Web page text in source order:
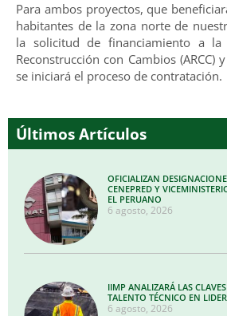
Para ambos proyectos, que
habitantes de la zona norte de
la solicitud de financiamiento a la
Reconstrucción con Cambios (ARCC)
se iniciará el proceso de contratación.
Últimos Artículos
OFICIALIZAN
CENEPRED Y
EL PERUANO
6 agosto, 2026
IIMP ANALIZARÁ LAS
TALENTO TÉCNICO EN
6 agosto, 2026